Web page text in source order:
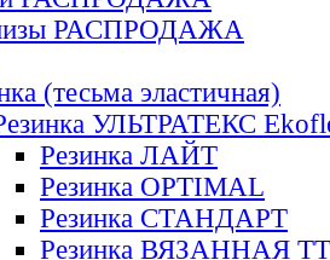
РАСПРОДАЖА
(тесьма эластичная)
УЛЬТРАТЕКС
Резинка ЛАЙТ
Резинка OPTIMAL
Резинка СТАНДАРТ
Резинка ВЯЗАННАЯ ТТ